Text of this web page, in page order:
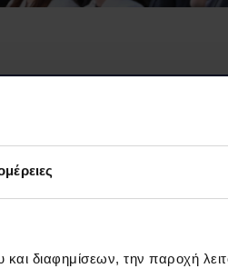
διαφημίσεων, την παροχή